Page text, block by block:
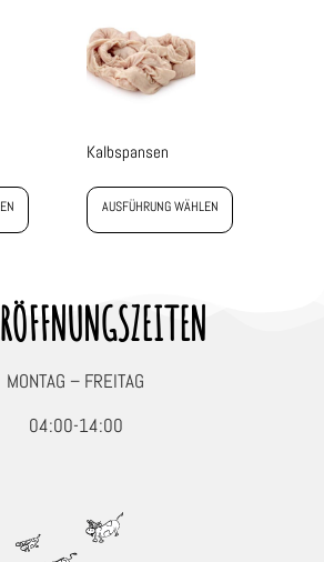
Kalbspansen
AUSFÜHRUNG WÄHLEN
MONTAG – FREITAG
04:00-14:00